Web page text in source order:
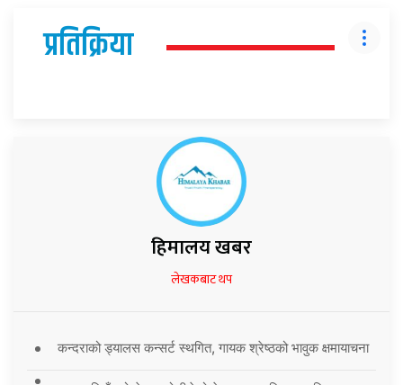
प्रतिक्रिया
हिमालय खबर
लेखकबाट थप
कन्दराको ड्यालस कन्सर्ट स्थगित, गायक श्रेष्ठको भावुक क्षमायाचना